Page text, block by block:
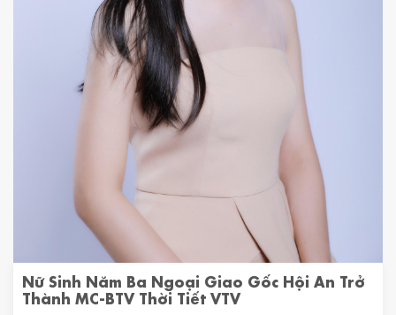
Nữ Sinh Năm Ba Ngoại Giao Gốc Hội An Trở
Thành MC-BTV Thời Tiết VTV